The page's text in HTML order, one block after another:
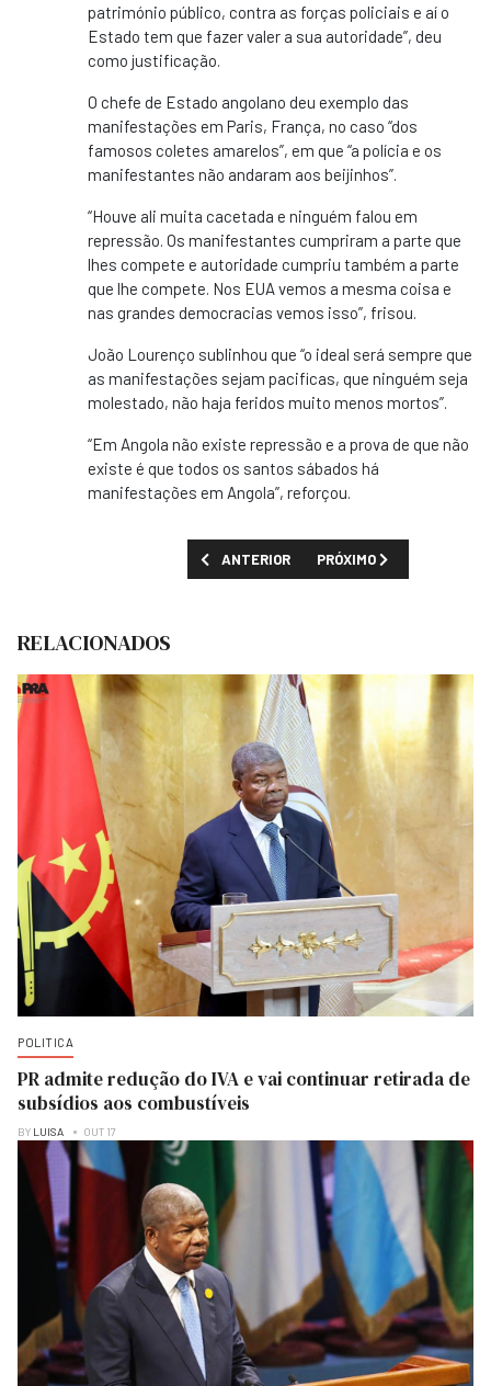
património público, contra as forças policiais e aí o
Estado tem que fazer valer a sua autoridade”, deu
como justificação.
O chefe de Estado angolano deu exemplo das
manifestações em Paris, França, no caso “dos
famosos coletes amarelos”, em que “a polícia e os
manifestantes não andaram aos beijinhos”.
“Houve ali muita cacetada e ninguém falou em
repressão. Os manifestantes cumpriram a parte que
lhes compete e autoridade cumpriu também a parte
que lhe compete. Nos EUA vemos a mesma coisa e
nas grandes democracias vemos isso”, frisou.
João Lourenço sublinhou que “o ideal será sempre que
as manifestações sejam pacificas, que ninguém seja
molestado, não haja feridos muito menos mortos”.
“Em Angola não existe repressão e a prova de que não
existe é que todos os santos sábados há
manifestações em Angola”, reforçou.
ARTIGO ANTERIOR: OMUNGA DEFENDE
ANTERIOR PRÓXIMO ARTIGO:
PRÓXIMO
RELACIONADOS
POLITICA
PR admite redução do IVA e vai continuar retirada de
subsídios aos combustíveis
BY LUISA OUT 17